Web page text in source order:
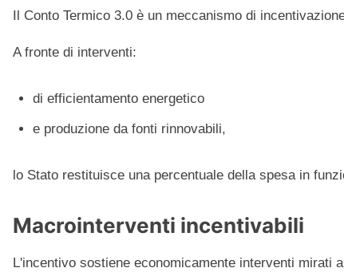
Il Conto Termico 3.0 è un meccanismo di
A fronte di interventi:
di efficientamento energetico
e produzione da fonti rinnovabili,
lo Stato restituisce una percentuale della spesa in
Macrointerventi incentivabili
L'incentivo sostiene economicamente interventi mirati